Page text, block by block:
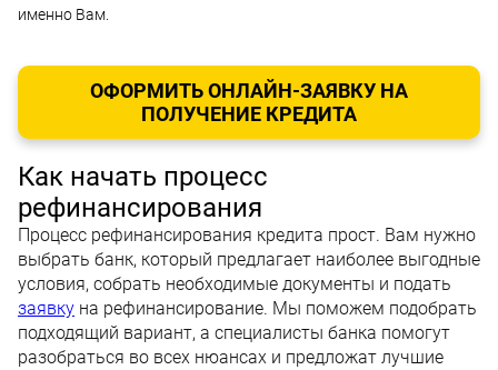
именно Вам.
ОФОРМИТЬ ОНЛАЙН-ЗАЯВКУ НА
ПОЛУЧЕНИЕ КРЕДИТА
Как начать процесс
рефинансирования
Процесс рефинансирования кредита прост. Вам нужно
выбрать банк, который предлагает наиболее выгодные
условия, собрать необходимые документы и подать
заявку на рефинансирование. Мы поможем подобрать
подходящий вариант, а специалисты банка помогут
разобраться во всех нюансах и предложат лучшие